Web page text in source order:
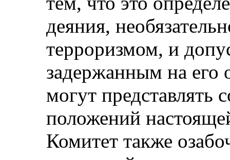
деяния,
терроризмом, и
задержанным на его
могут представлять
положений
Комитет также